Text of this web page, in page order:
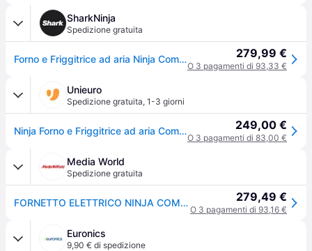
SharkNinja
Spedizione gratuita
Forno e Friggitrice ad aria Ninja Combi in Argento | SFP700EU | di SharkNinja 279,99 €
O 3 pagamenti di 93,33 €
Unieuro
Spedizione gratuita, 1-3 giorni
Ninja Forno e Friggitrice ad aria Combi SFP700EU 249,00 €
O 3 pagamenti di 83,00 €
Media World
Spedizione gratuita
FORNETTO ELETTRICO NINJA COMBI COOKER SFP700EU, 12,5 l, Assorbimento max 1780 W, Funzione vapore 279,49 €
O 3 pagamenti di 93,16 €
Euronics
9,90 € di spedizione